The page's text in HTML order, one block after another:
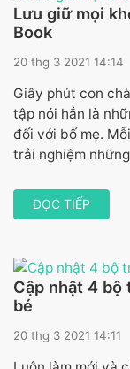
Lưu giữ mọi
Book
20 thg 3 2021 14:14
Giây phút con
tập nói hẳn là
đối với bố mẹ.
trải nghiệm
ĐỌC TIẾP
Cập nhật 4 bộ
bé
20 thg 3 2021 14:11